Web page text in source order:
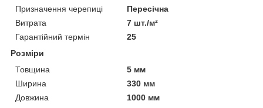
Призначення черепиці
Пересічна
Витрата
7 шт./м²
Гарантійний термін
25
Розміри
Товщина
5 мм
Ширина
330 мм
Довжина
1000 мм